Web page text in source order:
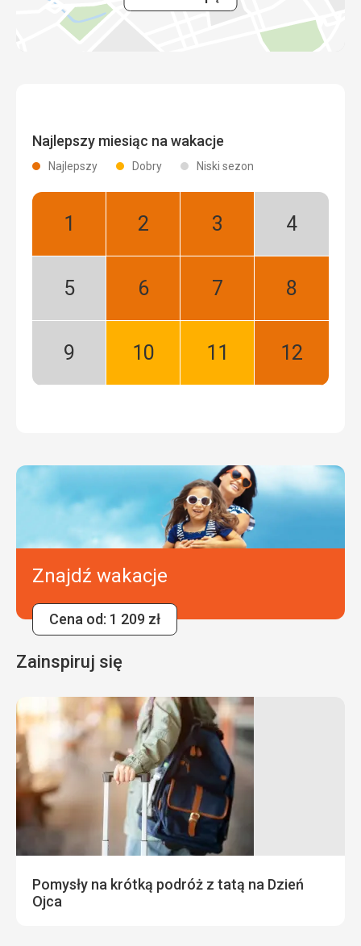
Najlepszy miesiąc na wakacje
Najlepszy Dobry Niski sezon
Styczeń:
Luty:
Marzec:
Kwiecień:
Maj:
Czerwiec:
Lipiec:
Sierpień:
Wrzesień:
Październik:
Listopad:
Grudzień:
Najlepszy
Znajdź wakacje
Cena od: 1 209 zł
Zainspiruj się
Pomysły na krótką podróż z tatą na Dzień
Ojca